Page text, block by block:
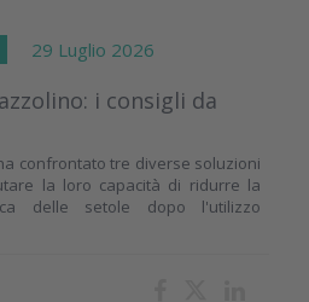
29 Luglio 2026
i consigli da
confrontato tre diverse soluzioni
la loro capacità di ridurre la
delle setole dopo l'utilizzo